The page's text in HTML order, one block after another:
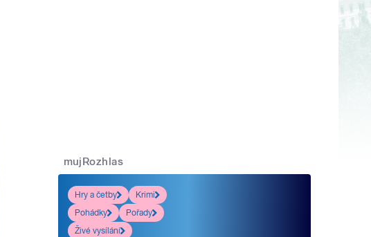
mujRozhlas
Hry a četby
Krimi
Pohádky
Pořady
Živé vysílání